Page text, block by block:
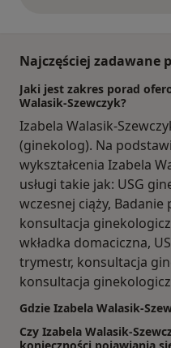
Najczęściej zadawane
Jaki jest zakres porad
Walasik-Szewczyk?
Izabela Walasik-
(ginekolog). Na
wykształcenia Izabela
usługi takie jak: USG
wczesnej ciąży,
konsultacja
wkładka domaciczna,
trymestr, konsultacja
konsultacja
Gdzie Izabela Walasik-
Czy Izabela Walasik-
konieczności pojawiania